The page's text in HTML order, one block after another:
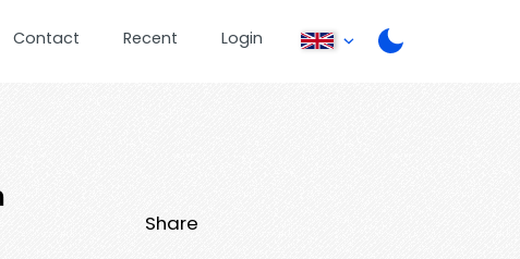
Contact Recent Login
Share